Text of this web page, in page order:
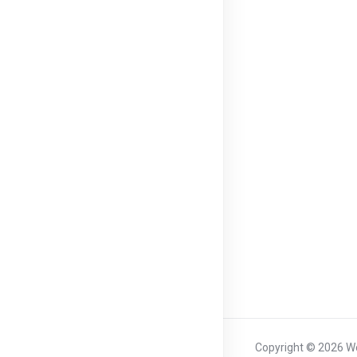
Copyright © 2026